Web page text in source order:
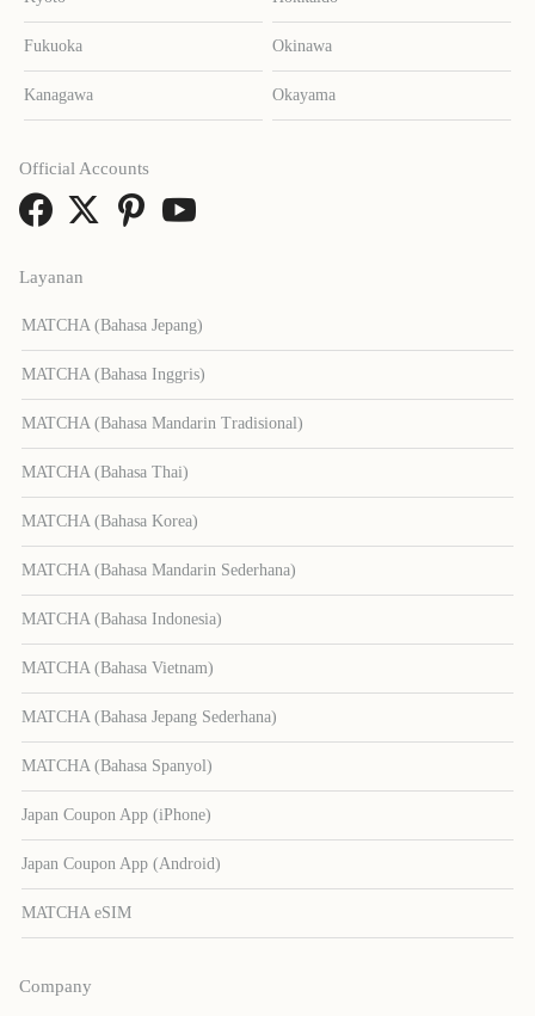
Fukuoka Okinawa
Kanagawa Okayama
Layanan
MATCHA (Bahasa Jepang)
MATCHA (Bahasa Inggris)
MATCHA (Bahasa Mandarin Tradisional)
MATCHA (Bahasa Thai)
MATCHA (Bahasa Korea)
MATCHA (Bahasa Mandarin Sederhana)
MATCHA (Bahasa Indonesia)
MATCHA (Bahasa Vietnam)
MATCHA (Bahasa Jepang Sederhana)
MATCHA (Bahasa Spanyol)
Japan Coupon App (iPhone)
Japan Coupon App (Android)
MATCHA eSIM
Company
Official Accounts